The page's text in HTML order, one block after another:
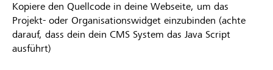
Kopiere den Quellcode in deine Webseite, um das
Projekt- oder Organisationswidget einzubinden (achte
darauf, dass dein dein CMS System das Java Script
ausführt)